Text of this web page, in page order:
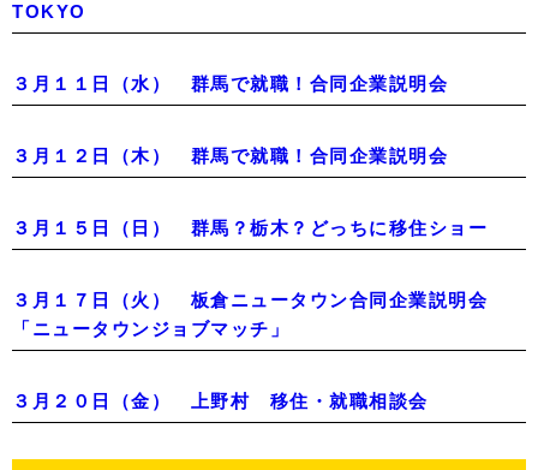
TOKYO
３月１１日（水） 群馬で就職！合同企業説明会
３月１２日（木） 群馬で就職！合同企業説明会
３月１５日（日） 群馬？栃木？どっちに移住ショー
３月１７日（火） 板倉ニュータウン合同企業説明会
「ニュータウンジョブマッチ」
３月２０日（金） 上野村 移住・就職相談会